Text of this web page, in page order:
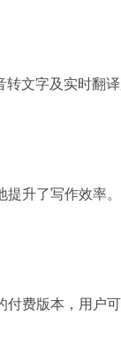
转文字及实时翻
升了写作效率
费版本，用户